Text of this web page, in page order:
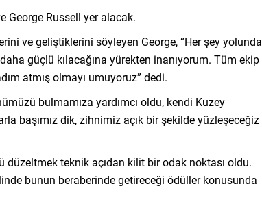
George Russell yer alacak.
ve geliştiklerini söyleyen George, “Her şey yolunda
güçlü kılacağına yürekten inanıyorum. Tüm ekip
atmış olmayı umuyoruz” dedi.
bulmamıza yardımcı oldu, kendi Kuzey
başımız dik, zihnimiz açık bir şekilde yüzleşeceğiz
düzeltmek teknik açıdan kilit bir odak noktası oldu.
bunun beraberinde getireceği ödüller konusunda